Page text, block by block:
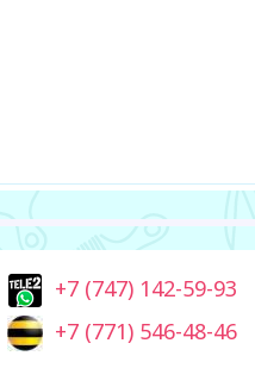
+7 (747) 142-59-93
+7 (771) 546-48-46